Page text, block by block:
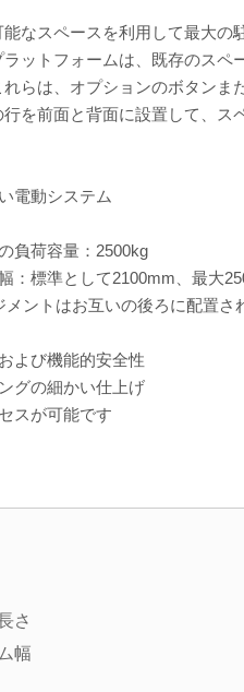
なスペースを利用して最大
ットフォームは、既存のス
らは、オプションのボタン
行を前面と背面に設置して、
電動システム
負荷容量：2500kg
：標準として2100mm、最大
メントはお互いの後ろに配置さ
よび機能的安全性
グの細かい仕上げ
スが可能です
さ
幅